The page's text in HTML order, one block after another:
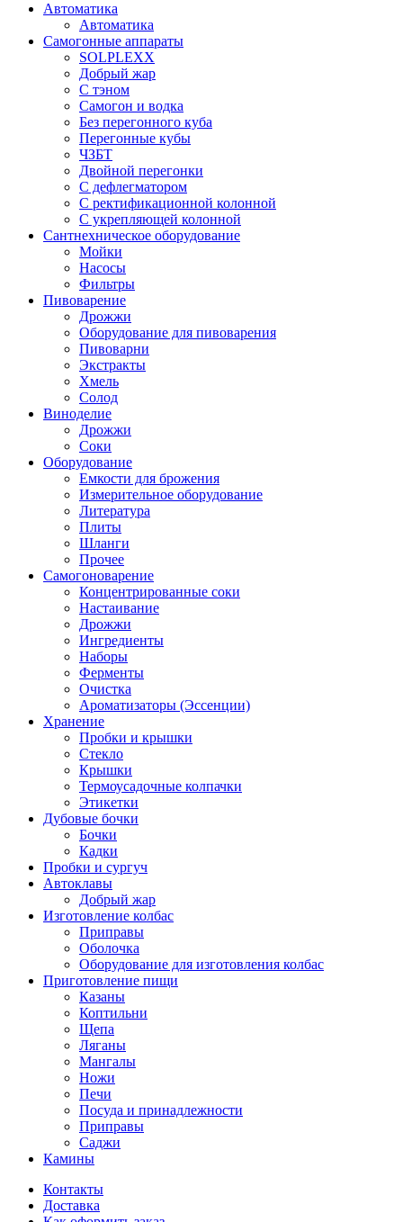
Автоматика
Автоматика
Самогонные аппараты
SOLPLEXX
Добрый жар
С тэном
Самогон и водка
Без перегонного куба
Перегонные кубы
ЧЗБТ
Двойной перегонки
С дефлегматором
С ректификационной колонной
С укрепляющей колонной
Сантнехническое оборудование
Мойки
Насосы
Фильтры
Пивоварение
Дрожжи
Оборудование для пивоварения
Пивоварни
Экстракты
Хмель
Солод
Виноделие
Дрожжи
Соки
Оборудование
Емкости для брожения
Измерительное оборудование
Литература
Плиты
Шланги
Прочее
Самогоноварение
Концентрированные соки
Настаивание
Дрожжи
Ингредиенты
Наборы
Ферменты
Очистка
Ароматизаторы (Эссенции)
Хранение
Пробки и крышки
Стекло
Крышки
Термоусадочные колпачки
Этикетки
Дубовые бочки
Бочки
Кадки
Пробки и сургуч
Автоклавы
Добрый жар
Изготовление колбас
Приправы
Оболочка
Оборудование для изготовления колбас
Приготовление пищи
Казаны
Коптильни
Щепа
Ляганы
Мангалы
Ножи
Печи
Посуда и принадлежности
Приправы
Саджи
Камины
Контакты
Доставка